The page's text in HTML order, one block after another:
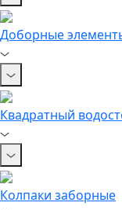
Доборные
Квадратный
Колпаки заборные